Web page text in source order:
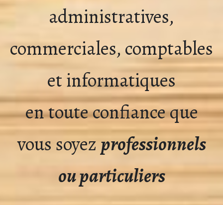
administratives,
commerciales, comptables
et informatiques
en toute confiance que
vous soyezprofessionnels
ou particuliers